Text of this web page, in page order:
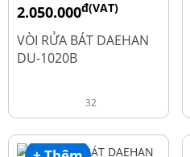
2.050.000đ(VAT)
2.600.000
VÒI RỬA BÁT DAEHAN
DU-1020B
32